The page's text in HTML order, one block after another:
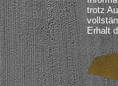
trotz
Erhalt